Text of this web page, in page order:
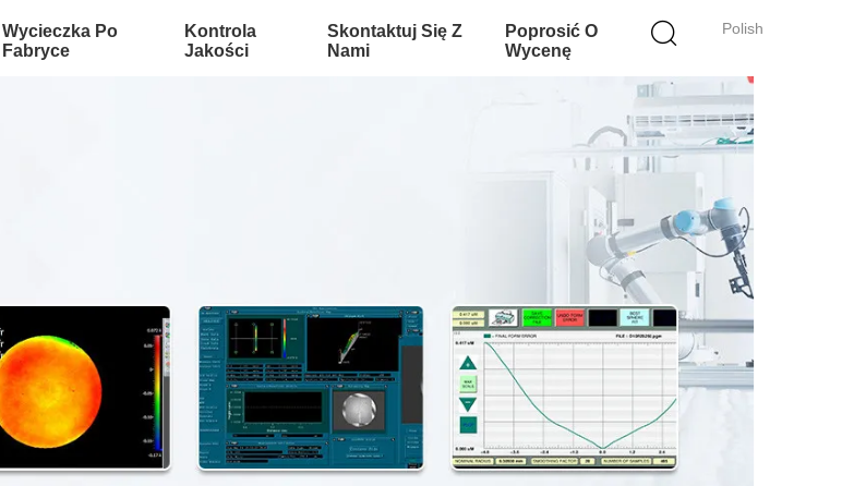
Polish
Wycieczka Po
Fabryce
Kontrola
Jakości
Skontaktuj Się Z
Nami
Poprosić O
Wycenę